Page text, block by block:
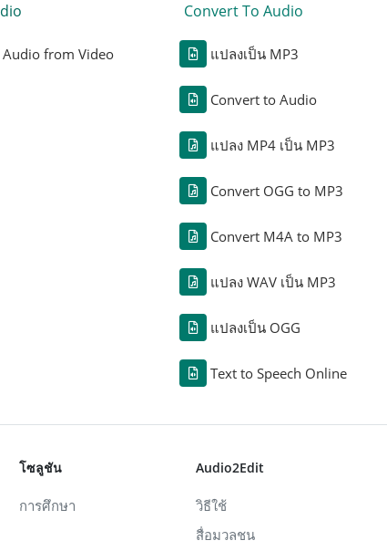
Audio from Video
Convert To Audio
แปลงเป็น MP3
Convert to Audio
แปลง MP4 เป็น MP3
Convert OGG to MP3
Convert M4A to MP3
แปลง WAV เป็น MP3
แปลงเป็น OGG
Text to Speech Online
โซลูชัน
การศึกษา
Audio2Edit
วิธีใช้
สื่อมวลชน